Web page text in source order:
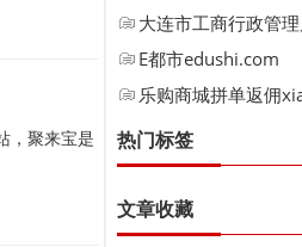
，聚来宝是
大连市工商行政管
E都市edushi.com
乐购商城拼单返佣
热门标签
文章收藏